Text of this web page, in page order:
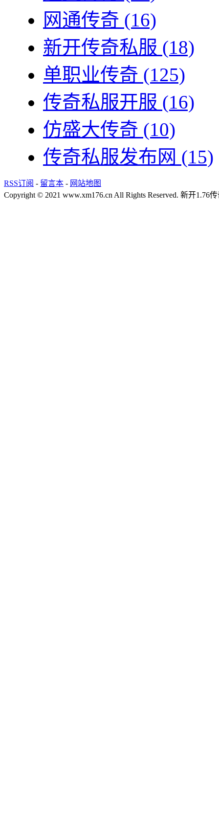
网通传奇 (16)
新开传奇私服 (18)
单职业传奇 (125)
传奇私服开服 (16)
仿盛大传奇 (10)
传奇私服发布网 (15)
RSS订阅 - 留言本 - 网站地图
Copyright © 2021 www.xm176.cn All Rights Reserved. 新开1.76